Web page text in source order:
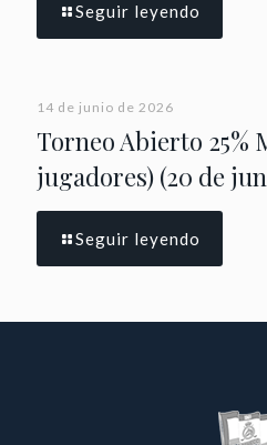
Seguir leyendo
14 de junio de 2026
Torneo Abierto 25%
jugadores) (20 de
Seguir leyendo